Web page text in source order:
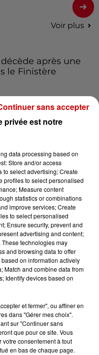
Voir plus
après une
le Finistère
en animalerie
sur des
Ouest
Manon
cambriolé et
Voir plus
privée est notre
data processing based on
Store and/or access
to select advertising; Create
profiles to select personalised
Measure content
statistics or combinations
improve services; Create
to select personalised
Ensure security, prevent and
advertising and content;
technologies may
and browsing data to offer
on information actively
Match and combine data from
Identify devices based on
et fermer", ou affiner en
dans "Gérer mes choix".
sur "Continuer sans
que pour ce site. Vous
votre consentement à tout
en bas de chaque page.
sans accepter